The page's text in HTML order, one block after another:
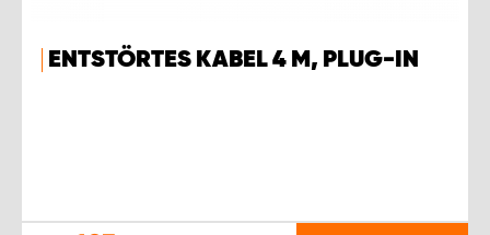
ENTSTÖRTES KABEL 4 M, PLUG-IN